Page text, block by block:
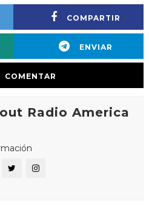
COMPARTIR
ENVIAR
COMENTAR
Radio America